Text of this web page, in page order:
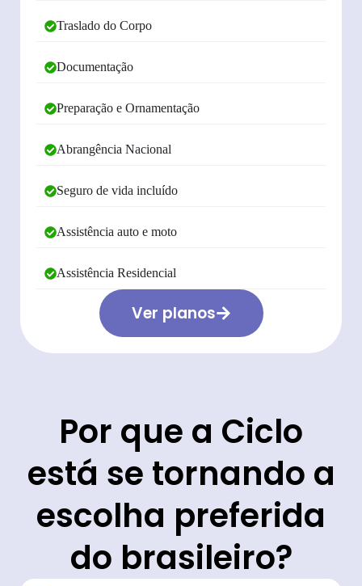
Traslado do Corpo
Documentação
Preparação e Ornamentação
Abrangência Nacional
Seguro de vida incluído
Assistência auto e moto
Assistência Residencial
Ver planos
Por que a Ciclo
está se tornando a
escolha preferida
do brasileiro?